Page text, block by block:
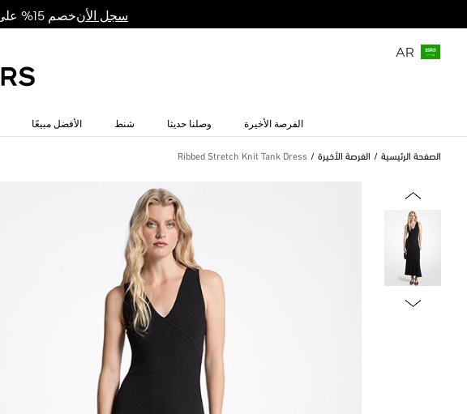
سجل الأنخصم 15% على طلبك الأول عند إنفاق 950 ريال سعودي: MKFIRST
AR
الفرصة الأخيرة وصلنا حديثا شنط الأفضل مبيعًا
الصفحة الرئيسية الفرصة الأخيرة Ribbed Stretch Knit Tank Dress